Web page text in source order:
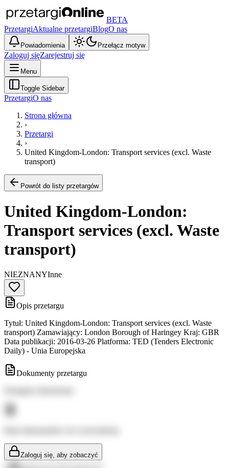
BETA
PrzetargiAktualne przetargiBlogO nas
Powiadomienia Przełącz motyw
Zaloguj sięZarejestruj się
Menu
Toggle Sidebar
PrzetargiO nas
Strona główna
›
Przetargi
›
United Kingdom-London: Transport services (excl. Waste
transport)
Powrót do listy przetargów
United Kingdom-London:
Transport services (excl. Waste
transport)
NIEZNANYInne
Opis przetargu
Tytuł: United Kingdom-London: Transport services (excl. Waste
transport) Zamawiający: London Borough of Haringey Kraj: GBR
Data publikacji: 2016-03-26 Platforma: TED (Tenders Electronic
Daily) - Unia Europejska
Dokumenty przetargu
Zaloguj się, aby zobaczyć